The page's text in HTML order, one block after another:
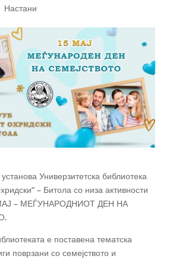
Настани
Универзитетска библиотека
– Битола со низа активности
– МЕЃУНАРОДНИОТ ДЕН НА
е поставена тематска
поврзани со семејството и